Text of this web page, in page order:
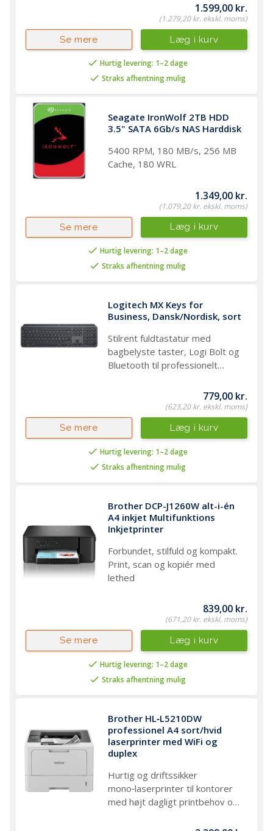
1.599,00 kr.
(1.279,20 kr. ekskl. moms)
Hurtig levering: 1–2 dage
Straks afhentning mulig
Læg i kurv
Se mere
Seagate IronWolf 2TB HDD
3.5" SATA 6Gb/s NAS Harddisk
5400 RPM, 180 MB/s, 256 MB
Cache, 180 WRL
1.349,00 kr.
(1.079,20 kr. ekskl. moms)
Hurtig levering: 1–2 dage
Straks afhentning mulig
Læg i kurv
Se mere
Logitech MX Keys for
Business, Dansk/Nordisk, sort
Stilrent fuldtastatur med
bagbelyste taster, Logi Bolt og
Bluetooth til professionelt
779,00 kr.
(623,20 kr. ekskl. moms)
Hurtig levering: 1–2 dage
Straks afhentning mulig
Læg i kurv
Se mere
Brother DCP-J1260W alt-i-én
A4 inkjet Multifunktions
Inkjetprinter
Forbundet, stilfuld og kompakt.
Print, scan og kopiér med
lethed
839,00 kr.
(671,20 kr. ekskl. moms)
Hurtig levering: 1–2 dage
Straks afhentning mulig
Læg i kurv
Se mere
Brother HL‑L5210DW
professionel A4 sort/hvid
laserprinter med WiFi og
duplex
Hurtig og driftssikker
mono‑laserprinter til kontorer
med højt dagligt printbehov og